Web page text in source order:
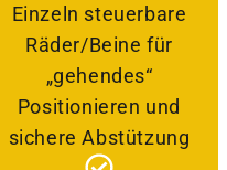
Einzeln steuerbare
Räder/Beine für
„gehendes“
Positionieren und
sichere Abstützung